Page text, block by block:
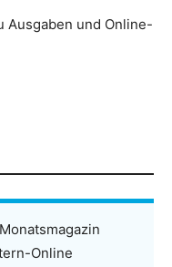
Ausgaben und Online-
Online